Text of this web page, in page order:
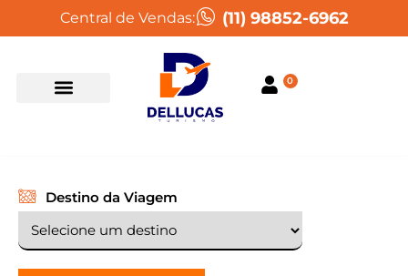
Central de Vendas: (11) 98852-6962
0
Destino da Viagem